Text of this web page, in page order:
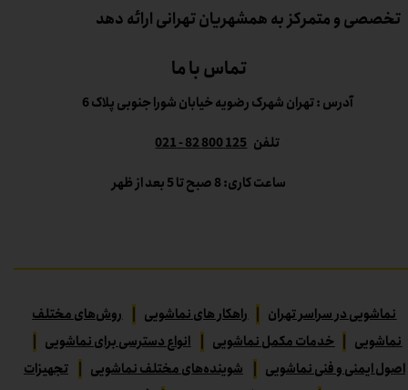
تخصصی و متمرکز به همشهریان تهرانی ارائه دهد
تماس با ما
آدرس : تهران شهرک رضویه خیابان شورا جنوبی پلاک 6
تلفن125 800 82 - 021
ساعت کاری: 8 صبح تا 5 بعد از ظهر
نماشویی در سراسر تهران راهکار های نماشویی
روش‌های مختلف
نماشویی
خدمات مکمل نماشویی انواع دسترسی برای نماشویی
اصول ایمنی و فنی نماشویی
شوینده‌های مختلف نماشویی
تجهیزات